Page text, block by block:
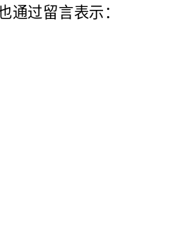
通过留言表示：